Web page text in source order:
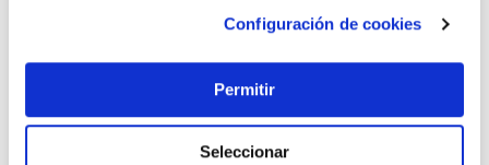
Configuración de cookies
Permitir
Seleccionar
Clavija cetac 3p + n + t 32a 380-415v ip44 famatel
Famatel
9,37 €